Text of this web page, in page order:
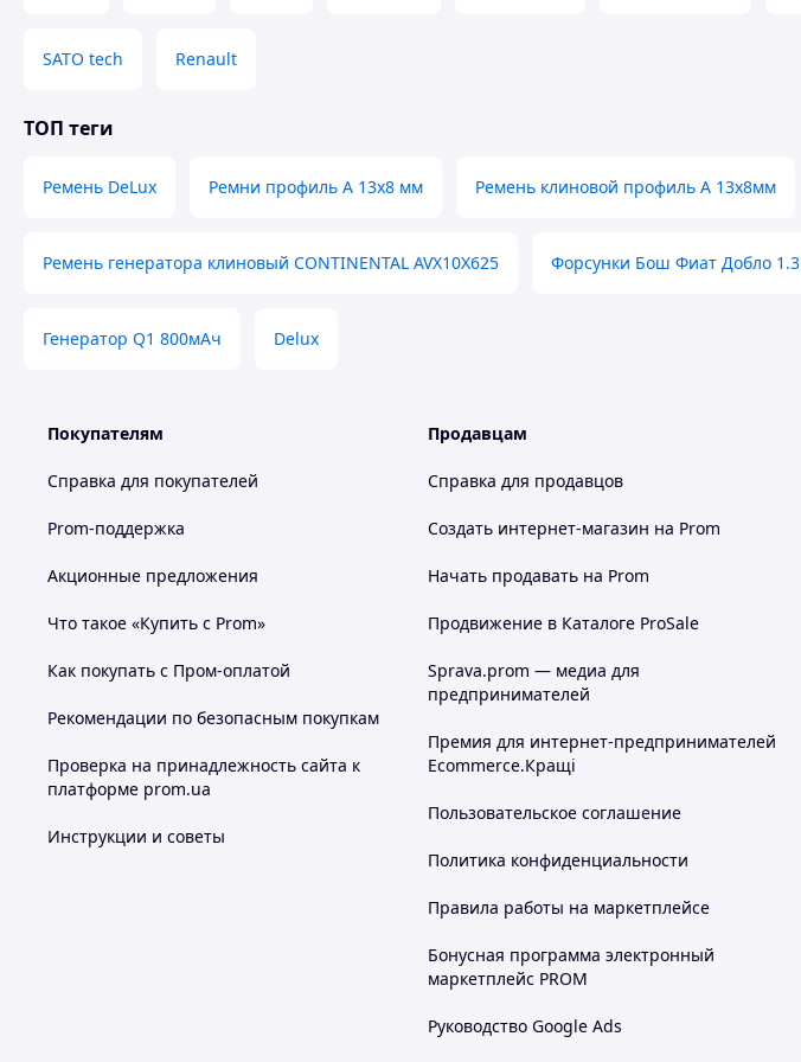
SATO tech Renault
ТОП теги
Ремень DeLux Ремни профиль А 13х8 мм Ремень клиновой профиль А 13х8мм
Ремень генератора клиновый CONTINENTAL AVX10X625 Форсунки Бош Фиат Добло 1.3
Генератор Q1 800мАч Delux
Покупателям
Справка для покупателей
Prom-поддержка
Акционные предложения
Что такое «Купить с Prom»
Как покупать с Пром-оплатой
Рекомендации по безопасным покупкам
Проверка на принадлежность сайта к
платформе prom.ua
Инструкции и советы
Продавцам
Справка для продавцов
Создать интернет-магазин на Prom
Начать продавать на Prom
Продвижение в Каталоге ProSale
Sprava.prom — медиа для
предпринимателей
Премия для интернет-предпринимателей
Ecommerce.Кращі
Пользовательское соглашение
Политика конфиденциальности
Правила работы на маркетплейсе
Бонусная программа электронный
маркетплейс PROM
Руководство Google Ads